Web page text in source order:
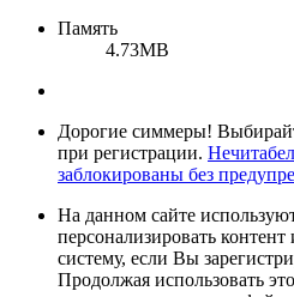
Память
4.73MB
Дорогие симмеры!
при регистрации.
заблокированы без
На данном сайте
персонализировать
систему, если Вы
Продолжая использовать